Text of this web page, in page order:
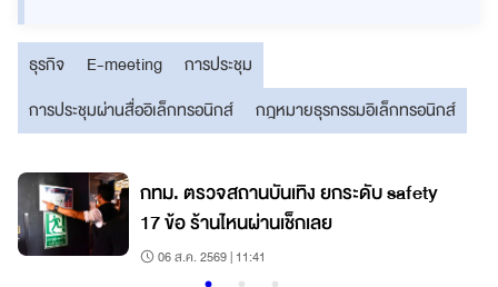
ธุรกิจ E-meeting
การประชุม
การประชุมผ่านสื่ออิเล็กทรอนิกส์
กฎหมายธุรกรรมอิเล็กทรอนิกส์
กทม. ตรวจสถานบันเทิง ยกระดับ safety
17 ข้อ ร้านไหนผ่านเช็กเลย
06 ส.ค. 2569 | 11:41